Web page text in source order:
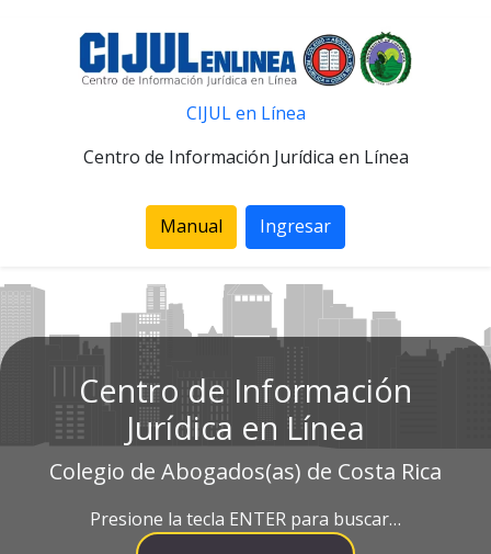
CIJUL en Línea
Centro de Información Jurídica en Línea
Manual Ingresar
Centro de Información
Jurídica en Línea
Colegio de Abogados(as) de Costa Rica
Presione la tecla ENTER para buscar…